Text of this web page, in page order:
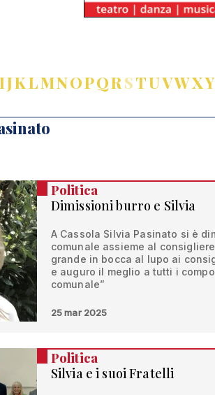
IJKLMNOPQRSTUVWXY
Politica
Dimissioni burro e Silvia
A Cassola Silvia Pasinato si è
comunale assieme al
grande in bocca al lupo ai
e auguro il meglio a tutti i
comunale”
25 mar 2025
Politica
Silvia e i suoi Fratelli